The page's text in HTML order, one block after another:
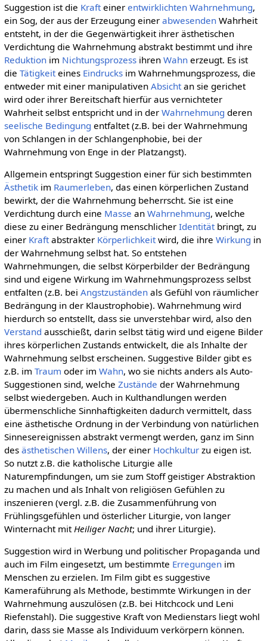
Suggestion ist die Krafteiner entwirklichten Wahrnehmung,
ein Sog, der aus der Erzeugung einer abwesendenWahrheit
entsteht, in der die Gegenwärtigkeit ihrer ästhetischen
Verdichtung die Wahrnehmung abstrakt bestimmt und ihre
Reduktionim Nichtungsprozessihren Wahnerzeugt. Es ist
die Tätigkeiteines Eindrucksim Wahrnehmungsprozess, die
entweder mit einer manipulativen Absichtan sie gerichet
wird oder ihrer Bereitschaft hierfür aus vernichteter
Wahrheit selbst entspricht und in der Wahrnehmung deren
seelische Bedingung entfaltet (z.B. bei der Wahrnehmung
von Schlangen in der Schlangenphobie, bei der
Wahrnehmung von Enge in der Platzangst).
Allgemein entspringt Suggestion einer für sich bestimmten
Ästhetikim Raumerleben, das einen körperlichen Zustand
bewirkt, der die Wahrnehmung beherrscht. Sie ist eine
Verdichtung durch eine Masse an Wahrnehmung, welche
diese zu einer Bedrängung menschlicher Identitätbringt, zu
einer Kraftabstrakter Körperlichkeitwird, die ihre Wirkung in
der Wahrnehmung selbst hat. So entstehen
Wahrnehmungen, die selbst Körperbilder der Bedrängung
sind und eigene Wirkung im Wahrnehmungsprozess selbst
entfalten (z.B. bei Angstzuständenals Gefühl von räumlicher
Bedrängung in der Klaustrophobie). Wahrnehmung wird
hierdurch so entstellt, dass sie unverstehbar wird, also den
Verstand ausschießt, darin selbst tätig wird und eigene Bilder
ihres körperlichen Zustands entwickelt, die als Inhalte der
Wahrnehmung selbst erscheinen. Suggestive Bilder gibt es
z.B. im Traum oder im Wahn, wo sie nichts anders als Auto-
Suggestionen sind, welche Zustände der Wahrnehmung
selbst wiedergeben. Auch in Kulthandlungen werden
übermenschliche Sinnhaftigkeiten dadurch vermittelt, dass
eine ästhetische Ordnung in der Verbindung von natürlichen
Sinnesereignissen abstrakt vermengt werden, ganz im Sinn
des ästhetischen Willens, der einer Hochkulturzu eigen ist.
So nutzt z.B. die katholische Liturgie alle
Naturempfindungen, um sie zum Stoff geistiger Abstraktion
zu machen und als Inhalt von religiösen Gefühlen zu
inszenieren (vergl. z.B. die Zusammenführung von
Frühlingsgefühlen und österlicher Liturgie, von langer
Winternacht mit Heiliger Nacht; und ihrer Liturgie).
Suggestion wird in Werbung und politischer Propaganda und
auch im Film eingesetzt, um bestimmte Erregungenim
Menschen zu erzielen. Im Film gibt es suggestive
Kameraführung als Methode, bestimmte Wirkungen in der
Wahrnehmung auszulösen (z.B. bei Hitchcock und Leni
Riefenstahl). Die suggestive Kraft von Medienstars liegt wohl
darin, dass sie Masse als Individuum verkörpern können.